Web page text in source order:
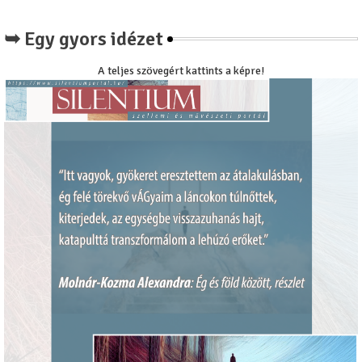
➥ Egy gyors idézet
A teljes szövegért kattints a képre!